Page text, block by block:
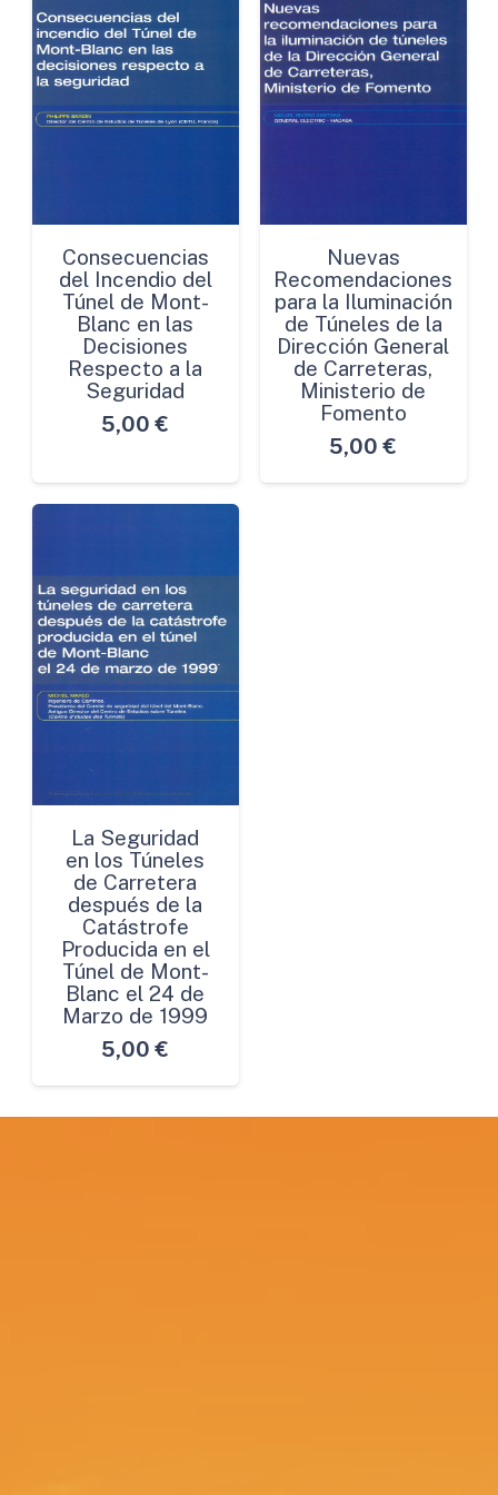
Consecuencias
del Incendio del
Túnel de Mont-
Blanc en las
Decisiones
Respecto a la
Seguridad
5,00 €
Nuevas
Recomendaciones
para la Iluminación
de Túneles de la
Dirección General
de Carreteras,
Ministerio de
Fomento
5,00 €
La Seguridad
en los Túneles
de Carretera
después de la
Catástrofe
Producida en el
Túnel de Mont-
Blanc el 24 de
Marzo de 1999
5,00 €